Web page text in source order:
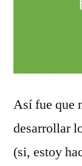
Así fue que
desarrollar
(si, estoy